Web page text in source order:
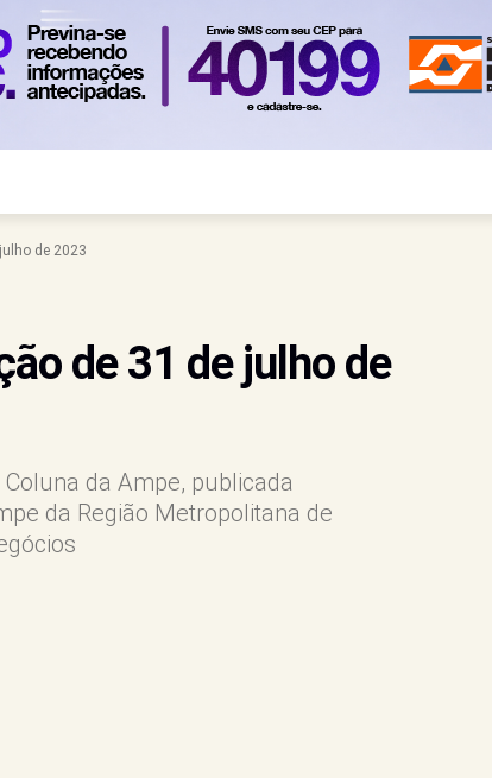
de 2023
de 31 de julho de
da Ampe, publicada
da Região Metropolitana de